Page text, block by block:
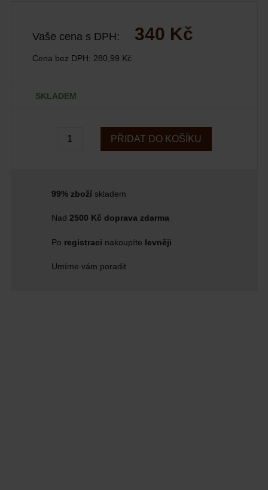
Vaše cena s DPH: 340 Kč
Cena bez DPH: 280,99 Kč
SKLADEM
PŘIDAT DO KOŠÍKU
99% zbožískladem
Nad 2500 Kč doprava zdarma
Po registraci nakoupíte levněji
Umíme vám poradit